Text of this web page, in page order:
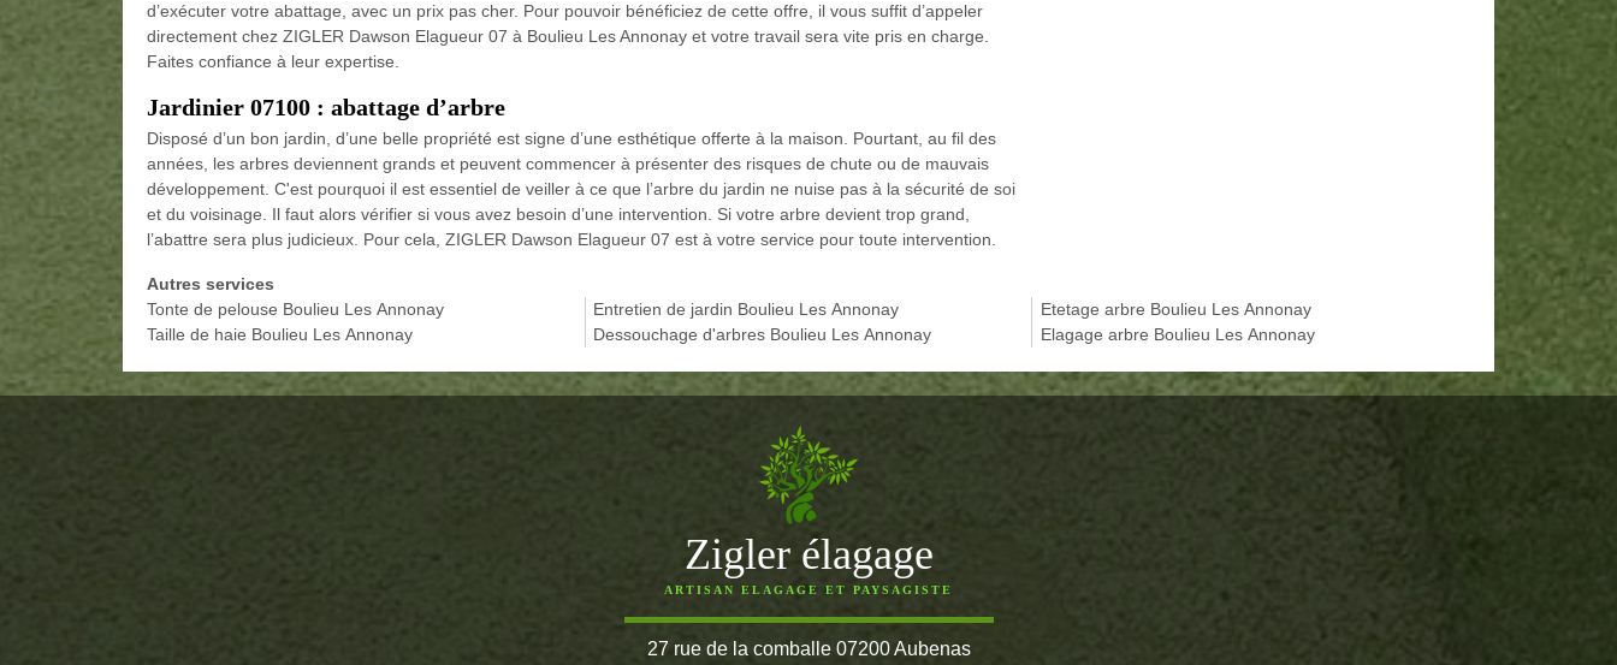
d’exécuter votre abattage, avec un prix pas cher. Pour pouvoir bénéficiez de cette offre, il vous suffit d’appeler
directement chez ZIGLER Dawson Elagueur 07 à Boulieu Les Annonay et votre travail sera vite pris en charge.
Faites confiance à leur expertise.
Jardinier 07100 : abattage d’arbre
Disposé d’un bon jardin, d’une belle propriété est signe d’une esthétique offerte à la maison. Pourtant, au fil des
années, les arbres deviennent grands et peuvent commencer à présenter des risques de chute ou de mauvais
développement. C'est pourquoi il est essentiel de veiller à ce que l’arbre du jardin ne nuise pas à la sécurité de soi
et du voisinage. Il faut alors vérifier si vous avez besoin d’une intervention. Si votre arbre devient trop grand,
l’abattre sera plus judicieux. Pour cela, ZIGLER Dawson Elagueur 07 est à votre service pour toute intervention.
Autres services
Tonte de pelouse Boulieu Les Annonay
Taille de haie Boulieu Les Annonay
Entretien de jardin Boulieu Les Annonay
Dessouchage d'arbres Boulieu Les Annonay
Etetage arbre Boulieu Les Annonay
Elagage arbre Boulieu Les Annonay
Zigler élagage
ARTISAN ELAGAGE ET PAYSAGISTE
27 rue de la comballe 07200 Aubenas